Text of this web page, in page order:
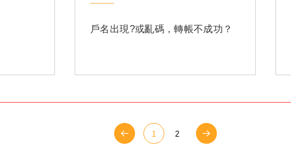
戶名出現?或亂碼，轉帳不成功？
1 2